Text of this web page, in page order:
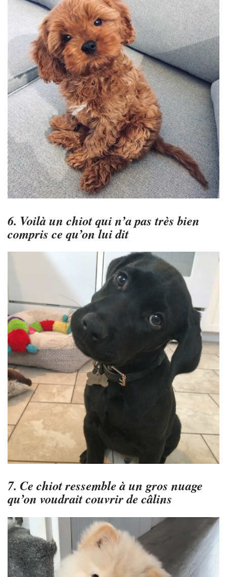
6. Voilà un chiot qui n’a pas très bien
compris ce qu’on lui dit
7. Ce chiot ressemble à un gros nuage
qu’on voudrait couvrir de câlins